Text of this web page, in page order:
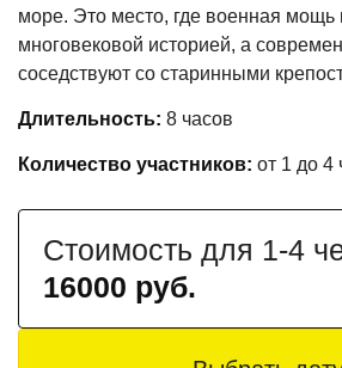
море. Это место, где военная мощь
многовековой историей, а
соседствуют со старинными
Длительность: 8 часов
Количество участников: от 1 до 4
Стоимость для 1-4
16000 руб.